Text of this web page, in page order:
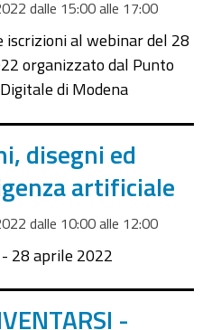
dalle 15:00alle 17:00
iscrizioni al webinar del 28
organizzato dal Punto
di Modena
disegni ed
artificiale
dalle 10:00alle 12:00
28 aprile 2022
-